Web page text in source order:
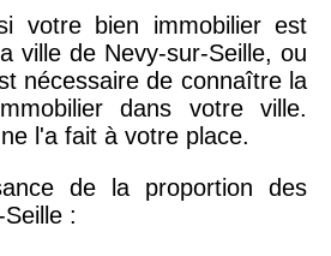
10 073 € 11 085 €
455 € 2 453 €
404 € 2 013 €
votre bien immobilier est
ville de Nevy-sur-Seille, ou
nécessaire de connaître la
dans votre ville.
l'a fait à votre place.
de la proportion des
: